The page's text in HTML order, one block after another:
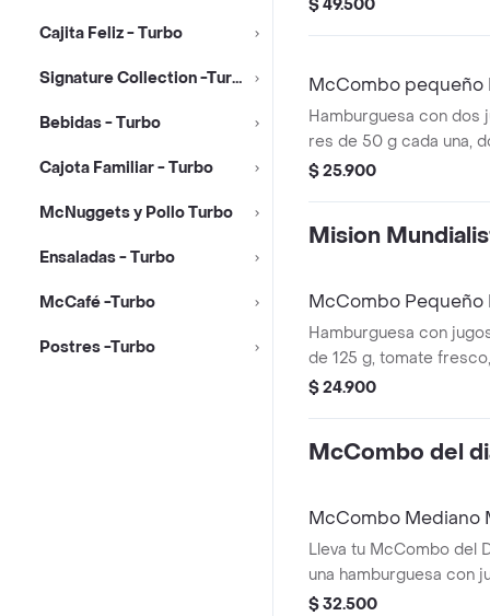
Cajita Feliz - Turbo
Signature Collection -Turbo
Bebidas - Turbo
Cajota Familiar - Turbo
McNuggets y Pollo Turbo
Ensaladas - Turbo
McCafé -Turbo
Postres -Turbo
ajonjolí. Acompañada
medianas crujientes,
elección y helado
galleta Oreo™ triturada
chocolate.
$ 49.500
McCombo pequeño
Queso
Hamburguesa con dos
res de 50 g cada una,
cheddar cremoso,
pequeñas y bebida
$ 25.900
Mision
McCombo Pequeño
Hamburguesa con
de 125 g, tomate
de tomate, en pan suave
$ 24.900
McCombo del
McCombo Mediano
Lleva tu McCombo
una hamburguesa con
res de 125 g, queso
$ 32.500